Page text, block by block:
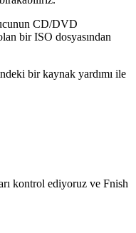
CD/DVD
bir ISO dosyasından
bir kaynak yardımı ile
kontrol ediyoruz ve Fnish